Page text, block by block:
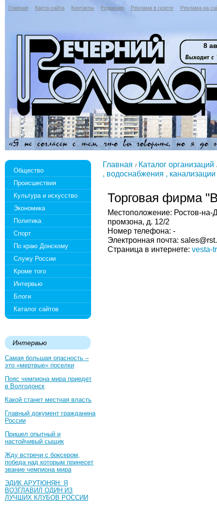
Главная Карта сайта Контакты Редакция Реклама в газете Реклама на
8
Общество
Происшествия
Культура и искусство
Экономика
Политика
Спорт
По краю Донскому
Служу России
Кроме того
Интервью
Блоги
Каталог сайтов
Интервью
Самая большая опасность –
это «мертвые» поселки
Пояс чемпиона мира приедет
в Волгодонск
Какой станет местная власть
Главный документ гражданина
России
Пришел опытный и
настойчивый сыщик
Жду встречи с боксером,
победа над которым принесет
звание чемпиона мира
ЭДИК АРУТЮНЯН: Я
ВОЗГЛАВИЛ ОДИН ИЗ
ЛУЧШИХ КЛУБОВ РОССИИ
Главная
Каталог организаций
, водоснабжения , канализации
Торговая фирма
Местоположение: Ростов-на-
промзона, д. 12/2
Номер телефона: -
Электронная почта:
Страница в интернете: vesta-